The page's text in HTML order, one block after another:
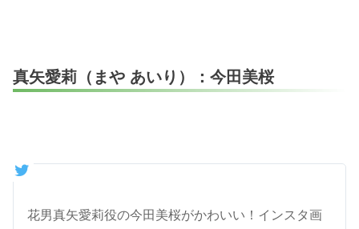
真矢愛莉（まや あいり）：今田美桜
花男真矢愛莉役の今田美桜がかわいい！インスタ画